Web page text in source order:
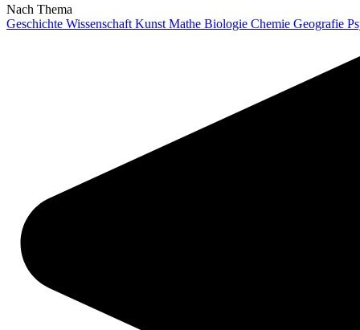
Nach Thema
Geschichte Wissenschaft Kunst Mathe Biologie Chemie Geografie